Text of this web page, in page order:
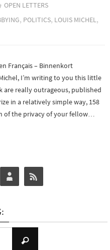
OPEN LETTERS
, POLITICS, LOUIS MICHEL,
Français – Binnenkort
I’m writing to you this little
really outrageous, published
in a relatively simple way, 158
of the privacy of your fellow…
Recherche